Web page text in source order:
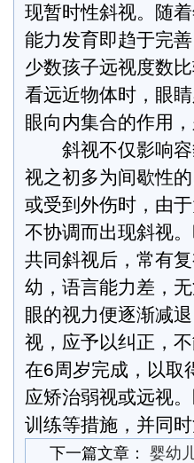
现暂时性斜视。随
能力发育即趋于完
少数孩子远视度数
看远近物体时，眼
眼向内集合的作用
斜视不仅影响容
视之初多为间歇性
或受到外伤时，由
不协调而出现斜视
共同斜视后，常有
幼，语言能力差，
眼的视力便逐渐减
视，应予以纠正，
在6周岁完成，以取
应矫治弱视或远视
训练等措施，并同
下一篇文章： 婴幼